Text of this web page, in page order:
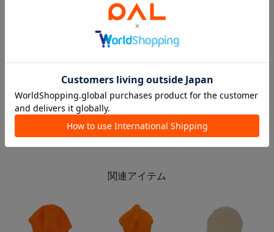
3COINS
5/18発売！新商品！！
3COINS